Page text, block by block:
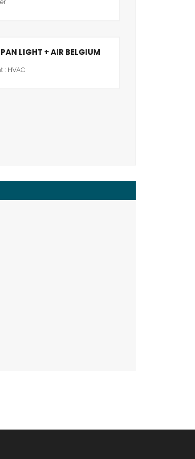
LIGHT + AIR BELGIUM
: HVAC